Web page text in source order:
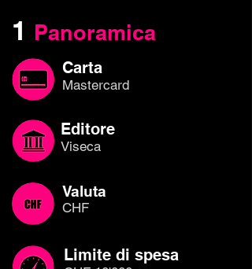
1 Panoramica
Carta
Mastercard
Editore
Viseca
Valuta
CHF
Limite di spesa